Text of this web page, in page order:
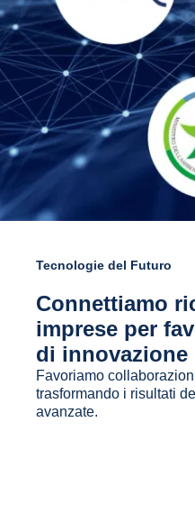
Tecnologie del Futuro
Connettiamo
imprese per
di innovazione
Favoriamo
trasformando i risultati
avanzate.